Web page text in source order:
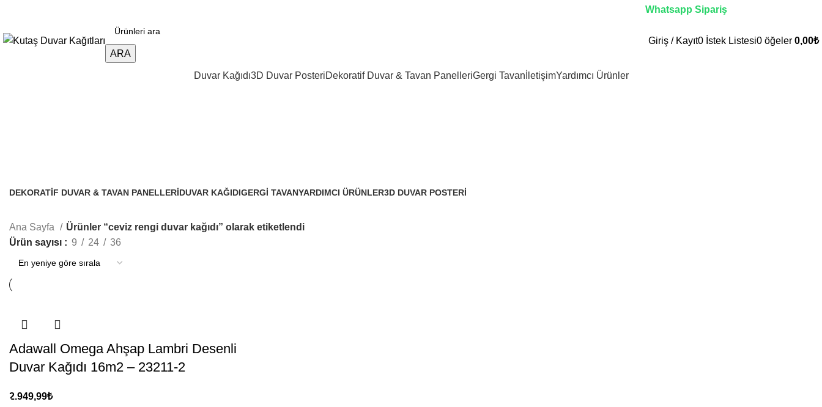
Whatsapp Sipariş
ARA
Giriş / Kayıt0 İstek Listesi0 öğeler 0,00₺
Duvar Kağıdı3D Duvar PosteriDekoratif Duvar & Tavan PanelleriGergi Tavan İletişimYardımcı Ürünler
DEKORATIF DUVAR & TAVAN PANELLERIDUVAR KAĞIDIGERGI TAVANYARDIMCI ÜRÜNLER3D DUVAR POSTERI
Ana Sayfa
Ürünler “ceviz rengi duvar kağıdı” olarak etiketlendi
Ürün sayısı
9 24 36
Adawall Omega Ahşap Lambri Desenli
Duvar Kağıdı 16m2 – 23211-2
2.949,99₺